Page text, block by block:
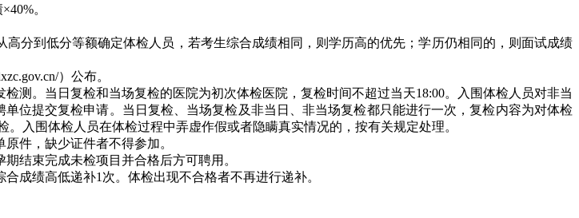
。
分到低分等额确定体检人员，若考生综合成绩相同，则学历高的优先；学历仍相同的，则面试成绩
）公布。
测。当日复检和当场复检的医院为初次体检医院，复检时间不超过当天18:00。入围体检人员对非当
位提交复检申请。当日复检、当场复检及非当日、非当场复检都只能进行一次，复检内容为对体检
入围体检人员在体检过程中弄虚作假或者隐瞒真实情况的，按有关规定处理。
件，缺少证件者不得参加。
结束完成未检项目并合格后方可聘用。
成绩高低递补1次。体检出现不合格者不再进行递补。